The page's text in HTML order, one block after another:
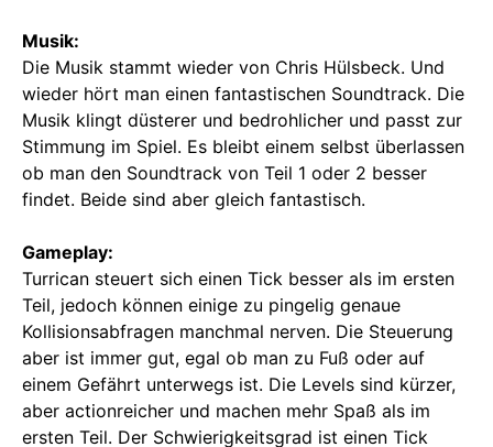
Musik:
Die Musik stammt wieder von Chris Hülsbeck. Und
wieder hört man einen fantastischen Soundtrack. Die
Musik klingt düsterer und bedrohlicher und passt zur
Stimmung im Spiel. Es bleibt einem selbst überlassen
ob man den Soundtrack von Teil 1 oder 2 besser
findet. Beide sind aber gleich fantastisch.
Gameplay:
Turrican steuert sich einen Tick besser als im ersten
Teil, jedoch können einige zu pingelig genaue
Kollisionsabfragen manchmal nerven. Die Steuerung
aber ist immer gut, egal ob man zu Fuß oder auf
einem Gefährt unterwegs ist. Die Levels sind kürzer,
aber actionreicher und machen mehr Spaß als im
ersten Teil. Der Schwierigkeitsgrad ist einen Tick